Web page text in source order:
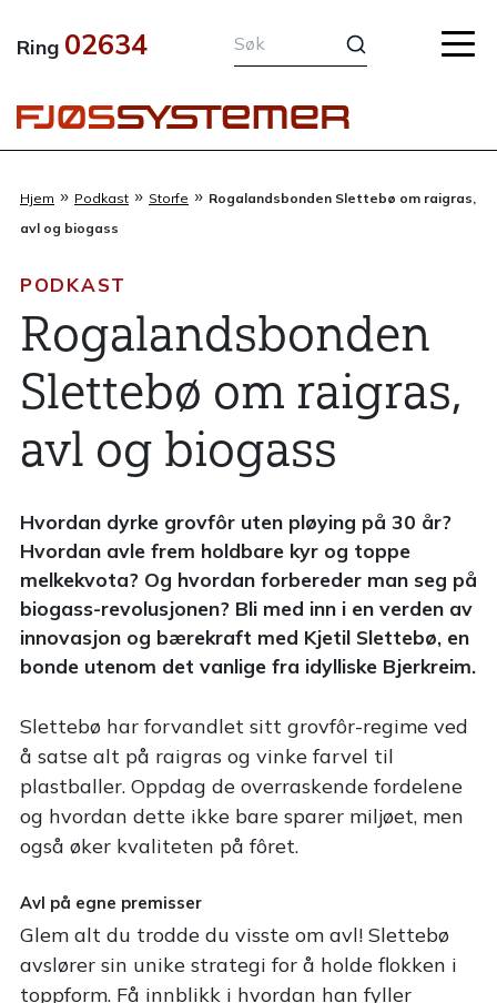
rett
innholdet
Ring 02634
Hjem » Podkast » Storfe » Rogalandsbonden Slettebø om raigras,
avl og biogass
PODKAST
Rogalandsbonden
Slettebø om raigras,
avl og biogass
Hvordan dyrke grovfôr uten pløying på 30 år?
Hvordan avle frem holdbare kyr og toppe
melkekvota? Og hvordan forbereder man seg på
biogass-revolusjonen? Bli med inn i en verden av
innovasjon og bærekraft med Kjetil Slettebø, en
bonde utenom det vanlige fra idylliske Bjerkreim.
Slettebø har forvandlet sitt grovfôr-regime ved
å satse alt på raigras og vinke farvel til
plastballer. Oppdag de overraskende fordelene
og hvordan dette ikke bare sparer miljøet, men
også øker kvaliteten på fôret.
Avl på egne premisser
Glem alt du trodde du visste om avl! Slettebø
avslører sin unike strategi for å holde flokken i
toppform. Få innblikk i hvordan han fyller